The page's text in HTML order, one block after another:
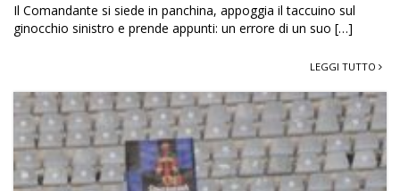
Il Comandante si siede in panchina, appoggia il taccuino sul
ginocchio sinistro e prende appunti: un errore di un suo […]
LEGGI TUTTO